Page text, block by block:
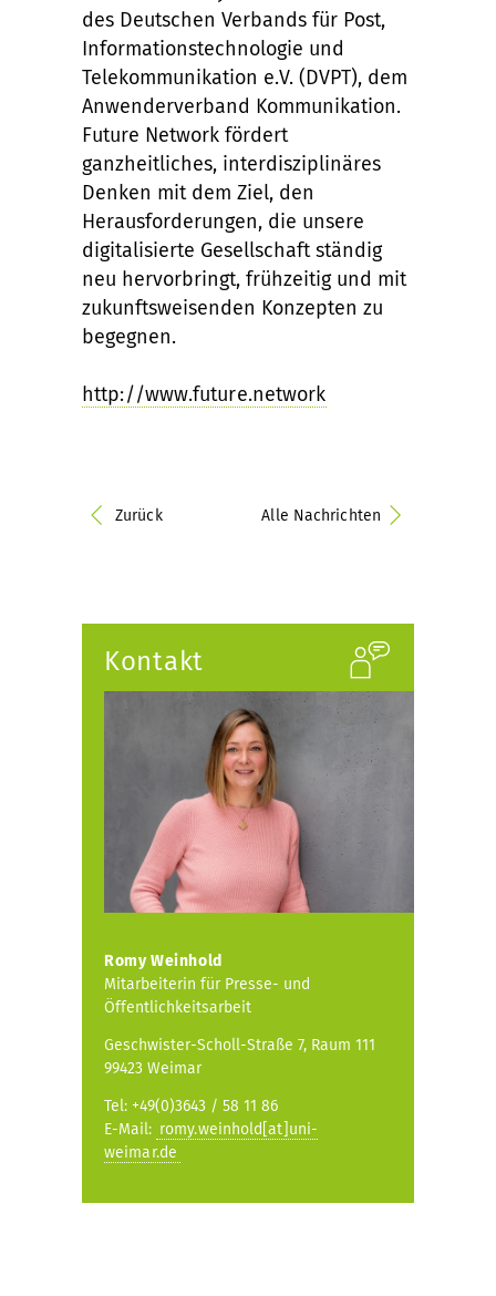
des Deutschen Verbands für Post,
Informationstechnologie und
Telekommunikation e.V. (DVPT), dem
Anwenderverband Kommunikation.
Future Network fördert
ganzheitliches, interdisziplinäres
Denken mit dem Ziel, den
Herausforderungen, die unsere
digitalisierte Gesellschaft ständig
neu hervorbringt, frühzeitig und mit
zukunftsweisenden Konzepten zu
begegnen.
http://www.future.network
Zurück Alle Nachrichten
Kontakt
Romy Weinhold
Mitarbeiterin für Presse- und
Öffentlichkeitsarbeit
Geschwister-Scholl-Straße 7, Raum 111
99423 Weimar
Tel: +49(0)3643 / 58 11 86
E-Mail: romy.weinhold[at]uni-
weimar.de